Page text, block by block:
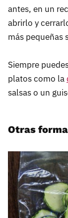
antes, en un
abrirlo y
más pequeñas
Siempre
platos como la
salsas o un
Otras